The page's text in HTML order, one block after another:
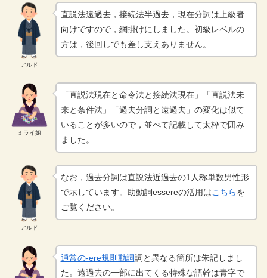
アルド
直説法遠過去，接続法半過去，現在分詞は上級者
向けですので，網掛けにしました。初級レベルの
方は，後回しでも差し支えありません。
ミライ姐
「直説法現在と命令法と接続法現在」「直説法未
来と条件法」「過去分詞と遠過去」の変化は似て
いることが多いので，並べて記載して太枠で囲み
ました。
アルド
なお，過去分詞は直説法近過去の1人称単数男性形
で示しています。助動詞essereの活用はこちらを
ご覧ください。
通常の-ere規則動詞詞と異なる箇所は朱記しまし
た。遠過去の一部に出てくる特殊な語幹は青字で